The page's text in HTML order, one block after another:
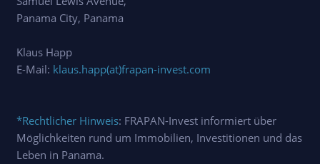
Panama City, Panama
Klaus Happ
E-Mail: klaus.happ(at)frapan-invest.com
*Rechtlicher Hinweis: FRAPAN-Invest informiert über
Möglichkeiten rund um Immobilien, Investitionen und das
Leben in Panama.